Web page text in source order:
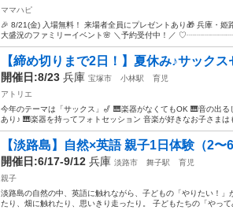
ママハピ
🎉 8/21(金) 入場無料！ 来場者全員にプレゼントあり🎁 兵庫・
大盛況のファミリーイベント🌸 ＼予約受付中！／
【締め切りまで2日！】夏休み♪サック
開催日:8/23 兵庫 宝塚市 小林駅
育児
アトリエ
今年のテーマは「サックス」🎷 🎹楽器がなくてもOK 🎹音の出
あり♪ 🎹楽器を持ってフォトセッション 音楽が好きなお子さまは
【淡路島】自然×英語 親子1日体験（2〜6
開催日:6/17-9/12 兵庫 淡路市 舞子駅
育児
親子
淡路島の自然の中、英語に触れながら、子どもの「やりたい！
たり、畑に触れたり、思いきり走ったり。 子どもたちの「やっ